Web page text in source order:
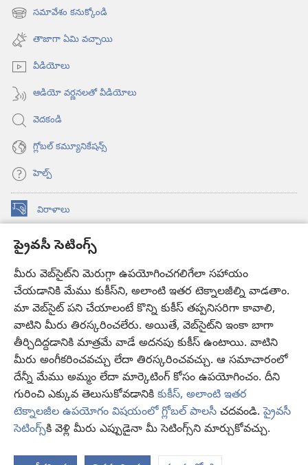
ప్రైవసీ సెటింగ్స్
మీరు వెబ్‌సైట్‌ని మెరుగ్గా ఉపయోగించగలిగేలా సహాయం
చేయడానికి మేము కుకీస్‌ని, అలాంటి ఇతర టెక్నాలజీల్ని వాడతాం.
మా వెబ్‌సైట్‌ పని చేయాలంటే కొన్ని కుకీస్‌ తప్పనిసరిగా కావాలి,
వాటిని మీరు తిరస్కరించలేరు. అయితే, వెబ్‌సైట్‌ని ఇంకా బాగా
తీర్చిదిద్దడానికి మాత్రమే వాడే అదనపు కుకీస్‌ ఉంటాయి. వాటిని
మీరు అంగీకరించవచ్చు లేదా తిరస్కరించవచ్చు. ఆ సమాచారంలో
దేన్నీ మేము అమ్మం లేదా మార్కెటింగ్‌ కోసం ఉపయోగించం. దీని
గురించి ఎక్కువ తెలుసుకోవడానికి కుకీస్, అలాంటి ఇతర
టెక్నాలజీల ఉపయోగం విషయంలో గ్లోబల్ పాలసీ చదవండి.ప్రైవసీ
సెటింగ్స్‌కి వెళ్లి మీరు ఎప్పుడైనా మీ సెటింగ్స్‌ని మార్చుకోవచ్చు.
విండో
ఓపెన్‌
అవుతుంది)
సమావేశం కనుక్కోండి
(కొత్త
విండో
ఓపెన్‌
అవుతుంది)
తాజాగా ఏమి వచ్చాయి
వీడియోలు
ఆడియో వర్ణనలతో వీడియోలు
వెదకండి
గ్లోబల్‌ కమ్యూనికేషన్స్‌
హెల్ప్‌
విరాళాలు
(కొత్త
ఓపెన్‌ కావలికోట ఆన్‌లైన్‌ లైబ్రరీ
(కొత్త
విండో
ఓపెన్‌
అవుతుంది)
JW Hub®
(కొత్త
విండో
ఓపెన్‌
అవుతుంది)
JW లైబ్రరీ
కావలికోట లైబ్రరీ
Copyright© 2026 Watch Tower Bible and Tract Society of Pennsylvania.
వినియోగంపై షరతులు| ప్రైవసీ పాలసీ| ప్రైవసీ సెటింగ్స్